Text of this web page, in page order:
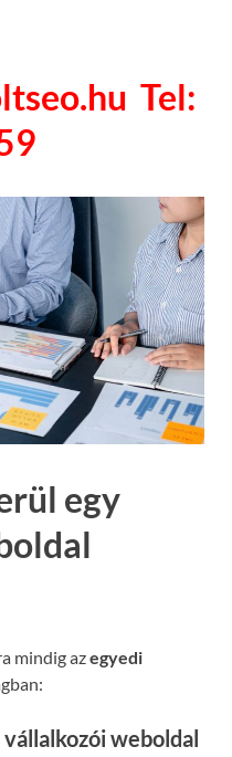
Tel:
egy
mindig azegyedi
weboldal